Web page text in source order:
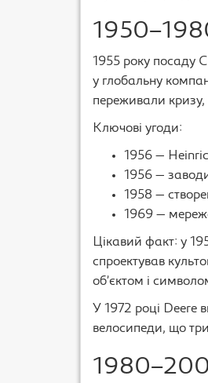
1955 року посаду
у глобальну
переживали кризу,
Ключові угоди:
1956 —
1956 —
1958 —
1969 —
Цікавий факт: у
спроектував
об’єктом і
У 1972 році Deere
велосипеди, що